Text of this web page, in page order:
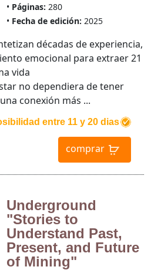
Páginas: 280
Fecha de edición: 2025
entre 11 y 20 dias
comprar
décadas de experiencia,
emocional para extraer 21
vida
no dependiera de tener
conexión más ...
Underground
"Stories to
Understand Past,
Present, and Future
of Mining"